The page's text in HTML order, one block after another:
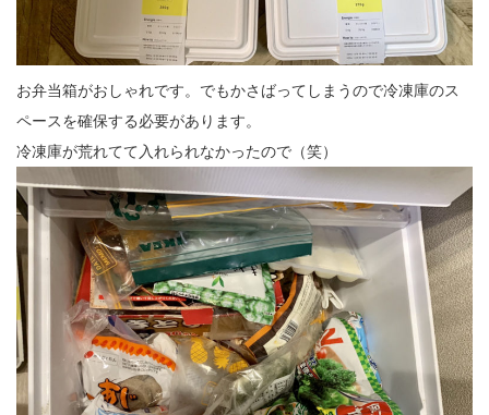
お弁当箱がおしゃれです。でもかさばってしまうので冷凍庫のス
ペースを確保する必要があります。
冷凍庫が荒れてて入れられなかったので（笑）